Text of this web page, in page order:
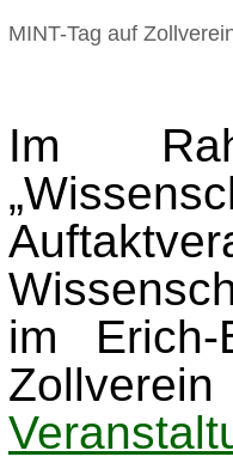
MINT-Tag auf
Im
im Erich-